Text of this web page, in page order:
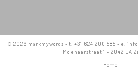
© 2026 markmywords - t: +31 624 200 585 - e:
Molenaarstraat 1 - 2042 EA
Home